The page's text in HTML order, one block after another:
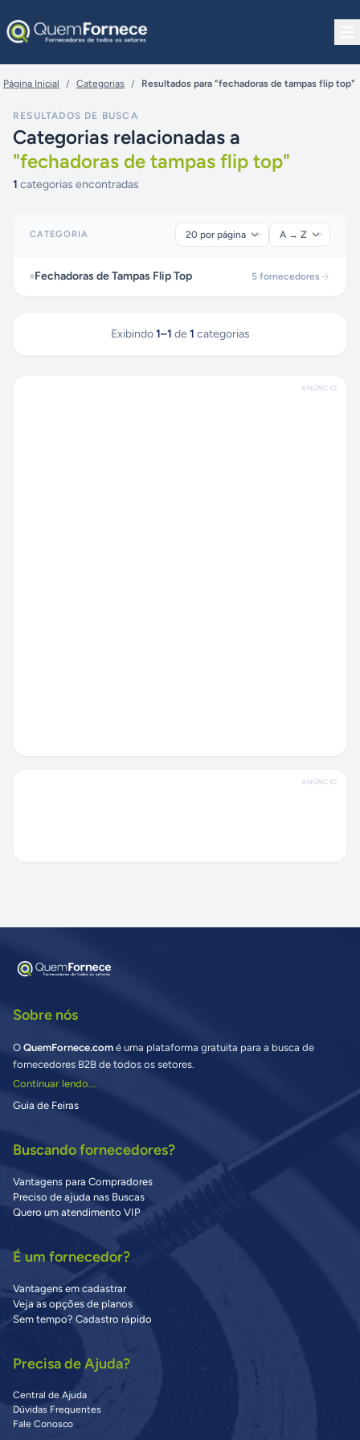
Página Inicial / Categorias / Resultados para "fechadoras de tampas flip top"
RESULTADOS DE BUSCA
Categorias relacionadas a
"fechadoras de tampas flip top"
1 categorias encontradas
CATEGORIA
Fechadoras de Tampas Flip Top 5 fornecedores
Exibindo 1–1 de 1 categorias
ANÚNCIO
ANÚNCIO
Sobre nós
O QuemFornece.com é uma plataforma gratuita para a busca de
fornecedores B2B de todos os setores.
Continuar lendo...
Guia de Feiras
Buscando fornecedores?
Vantagens para Compradores
Preciso de ajuda nas Buscas
Quero um atendimento VIP
É um fornecedor?
Vantagens em cadastrar
Veja as opções de planos
Sem tempo? Cadastro rápido
Precisa de Ajuda?
Central de Ajuda
Dúvidas Frequentes
Fale Conosco